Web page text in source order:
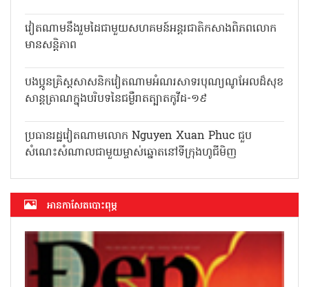
បើកកិច្ចប្រជុំរដ្ឋមន្ត្រីអប់រំអាស៊ានលើកទី១២
វៀតណាមនឹងរួមដៃជាមួយសហគមន៍អន្តរជាតិកសាងពិភពលោក
មានសន្តិភាព
បងប្អូនគ្រិស្តសាសនិកវៀតណាមអំណរសាទរបុណ្យណូអែលដ៏សុខ
សាន្តត្រាណក្នុងបរិបទនៃជម្ងឺរាតត្បាតកូវីដ-១៩
ប្រធានរដ្ឋវៀតណាមលោក Nguyen Xuan Phuc ជួប